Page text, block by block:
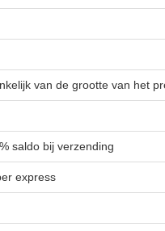
van de grootte van het
saldo bij verzending
express